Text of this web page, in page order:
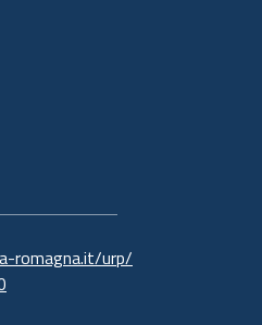
romagna.it/urp/